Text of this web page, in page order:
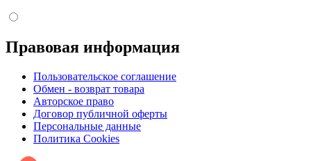
Правовая информация
Пользовательское соглашение
Обмен - возврат товара
Авторское право
Договор публичной оферты
Персональные данные
Политика Cookies